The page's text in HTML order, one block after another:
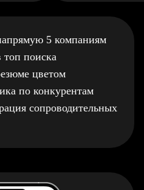
5 компаниям
топ поиска
цветом
по конкурентам
сопроводительных